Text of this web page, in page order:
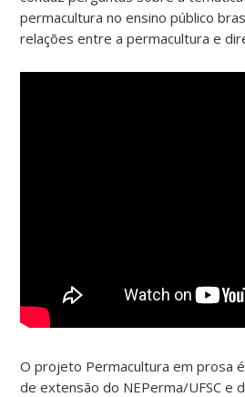
permacultura no ensino público
relações entre a permacultura e
O projeto Permacultura em prosa
de extensão do NEPerma/UFSC e